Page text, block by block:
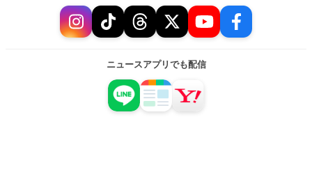
ニュースアプリでも配信